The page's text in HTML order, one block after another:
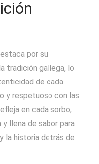
por su
tradición gallega, lo
de cada
y respetuoso con las
en cada sorbo,
llena de sabor para
la historia detrás de